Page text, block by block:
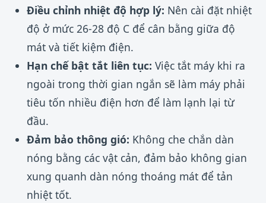
Điều chỉnh nhiệt độ hợp lý: Nên cài đặt nhiệt
độ ở mức 26-28 độ C để cân bằng giữa độ
mát và tiết kiệm điện.
Hạn chế bật tắt liên tục: Việc tắt máy khi ra
ngoài trong thời gian ngắn sẽ làm máy phải
tiêu tốn nhiều điện hơn để làm lạnh lại từ
đầu.
Đảm bảo thông gió: Không che chắn dàn
nóng bằng các vật cản, đảm bảo không gian
xung quanh dàn nóng thoáng mát để tản
nhiệt tốt.